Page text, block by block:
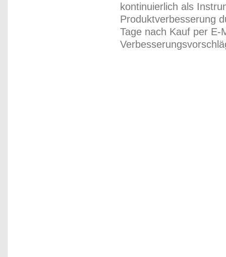
kontinuierlich als
Produktverbesserung
Tage nach Kauf per E-